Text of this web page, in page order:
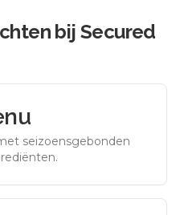
bijSecured
seizoensgebonden